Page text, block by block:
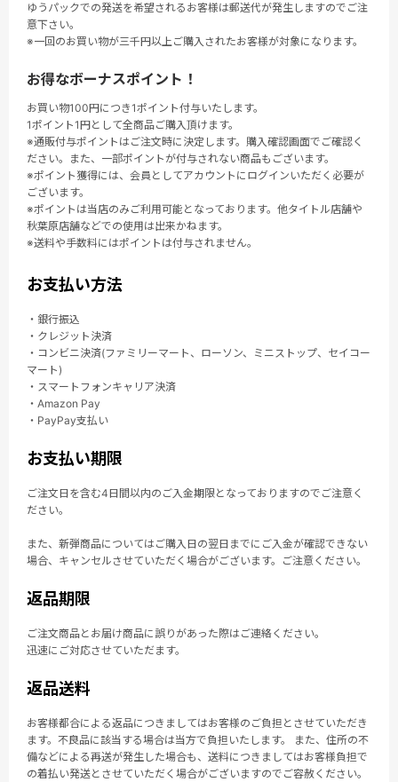
ゆうパックでの発送を希望されるお客様は郵送代が発生しますのでご注
意下さい。
※一回のお買い物が三千円以上ご購入されたお客様が対象になります。
お得なボーナスポイント！
お買い物100円につき1ポイント付与いたします。
1ポイント1円として全商品ご購入頂けます。
※通販付与ポイントはご注文時に決定します。購入確認画面でご確認く
ださい。また、一部ポイントが付与されない商品もございます。
※ポイント獲得には、会員としてアカウントにログインいただく必要が
ございます。
※ポイントは当店のみご利用可能となっております。他タイトル店舗や
秋葉原店舗などでの使用は出来かねます。
※送料や手数料にはポイントは付与されません。
お支払い方法
・銀行振込
・クレジット決済
・コンビニ決済(ファミリーマート、ローソン、ミニストップ、セイコー
マート)
・スマートフォンキャリア決済
・Amazon Pay
・PayPay支払い
お支払い期限
ご注文日を含む4日間以内のご入金期限となっておりますのでご注意く
ださい。
また、新弾商品についてはご購入日の翌日までにご入金が確認できない
場合、キャンセルさせていただく場合がございます。ご注意ください。
返品期限
ご注文商品とお届け商品に誤りがあった際はご連絡ください。
迅速にご対応させていただます。
返品送料
お客様都合による返品につきましてはお客様のご負担とさせていただき
ます。不良品に該当する場合は当方で負担いたします。 また、住所の不
備などによる再送が発生した場合も、送料につきましてはお客様負担で
の着払い発送とさせていただく場合がございますのでご容赦ください。